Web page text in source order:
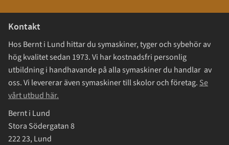
Kontakt
Hos Bernt i Lund hittar du symaskiner, tyger och sybehör av
hög kvalitet sedan 1973. Vi har kostnadsfri personlig
utbildning i handhavande på alla symaskiner du handlar av
oss. Vi levererar även symaskiner till skolor och företag. Se
vårt utbud här.
Bernt i Lund
Stora Södergatan 8
222 23, Lund